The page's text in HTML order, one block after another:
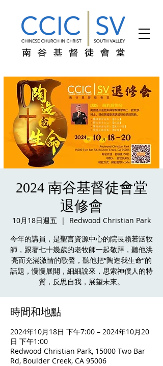
2024 南谷基督徒會堂
退修會
10月18日週五
  |
Redwood Christian Park
今年的講員，是聖言資源中心的院長賴若涵牧
師，跟著七十幾歲的老牧師一起敬拜，聽他洪
亮而充滿激情的歌聲，聽他把“陶造我生命”的
話題，慢慢展開，細細說來，思索神僕人的特
質，反思自我，展望未來。
時間和地點
2024年10月18日 下午7:00 – 2024年10月20
日 下午1:00
Redwood Christian Park, 15000 Two Bar
Rd, Boulder Creek, CA 95006